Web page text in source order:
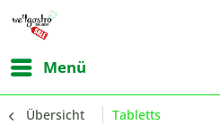
Menü
Übersicht Tabletts